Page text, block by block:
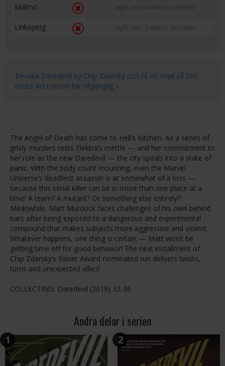
Malmö Ingår inte i butikens sortiment
Linköping Ingår inte i butikens sortiment
Bevaka Daredevil by Chip Zdarsky och få ett mail så fort
nästa del i serien blir tillgänglig »
The Angel of Death has come to Hell’s Kitchen. As a series of
grisly murders tests Elektra’s mettle — and her commitment to
her role as the new Daredevil — the city spirals into a state of
panic. With the body count mounting, even the Marvel
Universe’s deadliest assassin is at somewhat of a loss —
because this serial killer can be in more than one place at a
time! A team? A mutant? Or something else entirely?
Meanwhile, Matt Murdock faces challenges of his own behind
bars after being exposed to a dangerous and experimental
compound that makes subjects more aggressive and violent.
Whatever happens, one thing is certain — Matt won’t be
getting time off for good behavior! The next installment of
Chip Zdarsky’s Eisner Award-nominated run delivers twists,
turns and unexpected allies!
COLLECTING: Daredevil (2019) 32-36
Andra delar i serien
1 2